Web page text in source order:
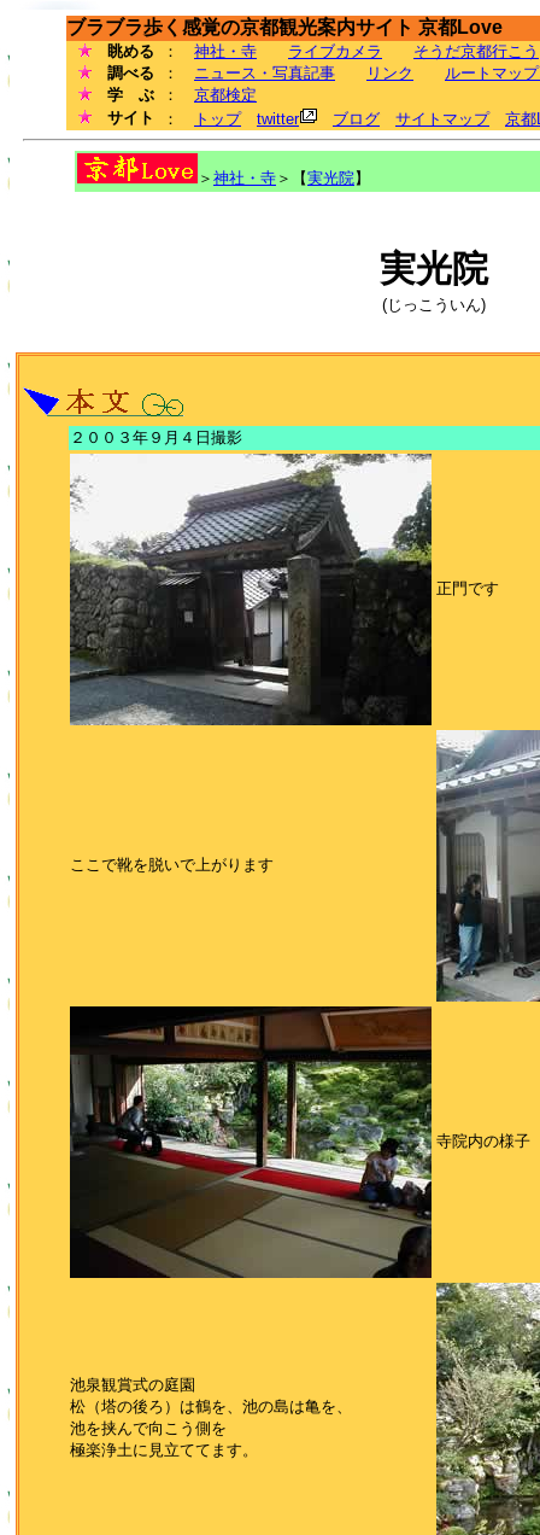
ブラブラ歩く感覚の京都観光案内サイト 京都Love
眺める ： 神社・寺 ライブカメラ
そうだ京都行こう
調べる
： ニュース・写真記事 リンク
ルートマッ
学 ぶ
： 京都検定
サイト
： トップ twitter ブログ サイトマップ 京都
＞ 神社・寺 ＞【実光院】
実光院
(じっこういん)
２００３年９月４日撮影
正門です
ここで靴を脱いで上がります
寺院内の様子
池泉観賞式の庭園
松（塔の後ろ）は鶴を、池の島は亀を、
池を挟んで向こう側を
極楽浄土に見立ててます。